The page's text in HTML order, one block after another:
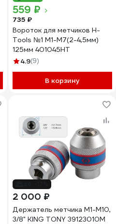
559 ₽
735 ₽
Вороток для метчиков H-
Tools №1 M1-M7(2-4,5мм)
125мм 401045HT
4.9(9)
В корзину
2 000 ₽
Держатель метчика М1-М10,
3/8" KING TONY 39123010M